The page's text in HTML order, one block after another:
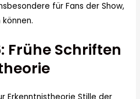
für Fans der Show,
Frühe Schriften